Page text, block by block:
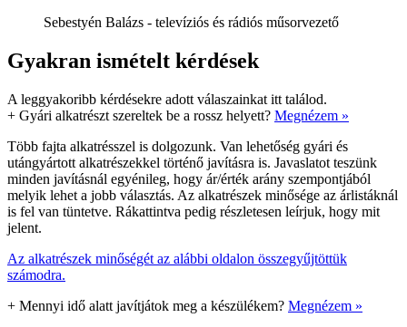
Sebestyén Balázs - televíziós és rádiós műsorvezető
Gyakran ismételt kérdések
A leggyakoribb kérdésekre adott válaszainkat itt találod.
+ Gyári alkatrészt szereltek be a rossz helyett? Megnézem »
Több fajta alkatrésszel is dolgozunk. Van lehetőség gyári és
utángyártott alkatrészekkel történő javításra is. Javaslatot teszünk
minden javításnál egyénileg, hogy ár/érték arány szempontjából
melyik lehet a jobb választás. Az alkatrészek minősége az árlistáknál
is fel van tüntetve. Rákattintva pedig részletesen leírjuk, hogy mit
jelent.
Az alkatrészek minőségét az alábbi oldalon összegyűjtöttük
számodra.
+ Mennyi idő alatt javítjátok meg a készülékem? Megnézem »